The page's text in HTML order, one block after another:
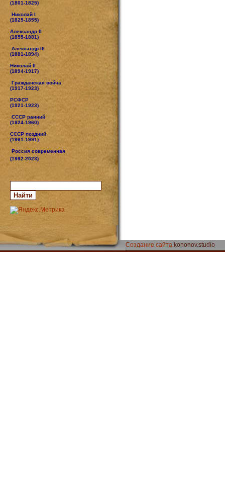
(1801-1825)
Николай I
(1825-1855)
Александр II
(1855-1881)
Александр III
(1881-1894)
Николай II
(1894-1917)
Гражданская война
(1917-1923)
РСФСР
(1921-1923)
СССР ранний
(1924-1960)
СССР поздний
(1961-1991)
Россия современная
(1992-2023)
Создание сайта kononov.studio